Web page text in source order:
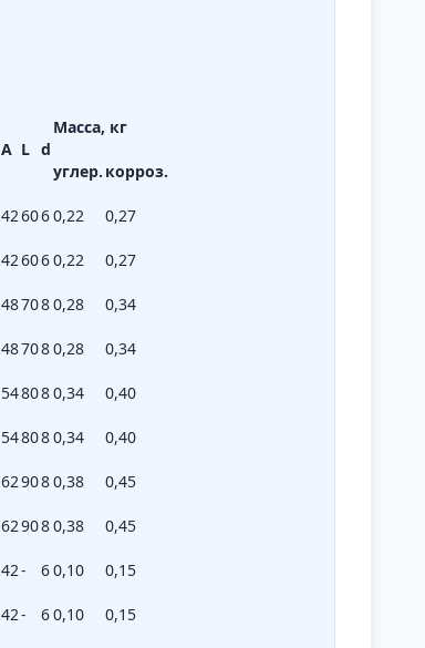
A L d
Масса, кг
углер. корроз.
426060,22 0,27
426060,22 0,27
487080,28 0,34
487080,28 0,34
548080,34 0,40
548080,34 0,40
629080,38 0,45
629080,38 0,45
42- 60,10 0,15
42- 60,10 0,15